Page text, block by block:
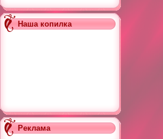
Наша копилка
Реклама